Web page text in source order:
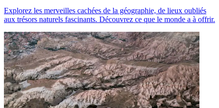
Explorez les merveilles cachées de la géographie, de lieux oubliés
aux trésors naturels fascinants. Découvrez ce que le monde a à offrir.